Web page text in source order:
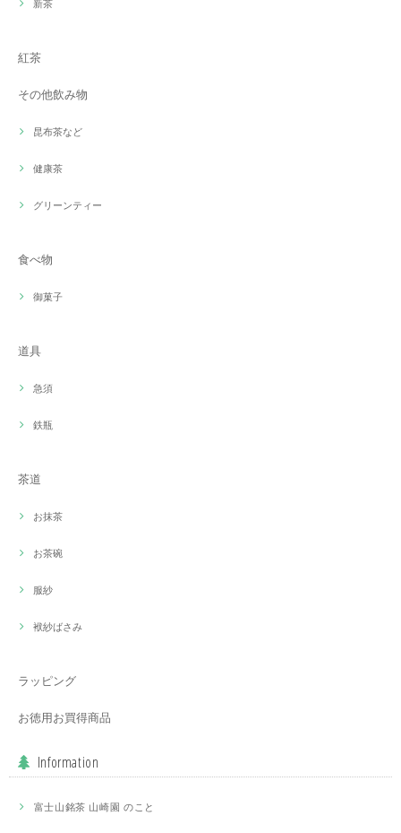
新茶
紅茶
その他飲み物
昆布茶など
健康茶
グリーンティー
食べ物
御菓子
道具
急須
鉄瓶
茶道
お抹茶
お茶碗
服紗
袱紗ばさみ
ラッピング
お徳用お買得商品
Information
富士山銘茶 山崎園 のこと